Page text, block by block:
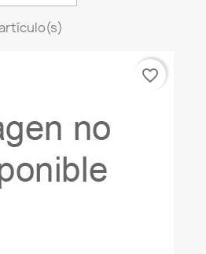
favorite_border